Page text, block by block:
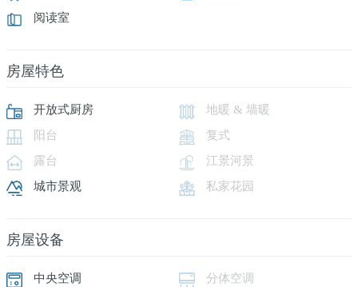
阅读室
房屋特色
开放式厨房
地暖 & 墙暖
阳台
复式
露台
江景河景
城市景观
私家花园
房屋设备
中央空调
分体空调